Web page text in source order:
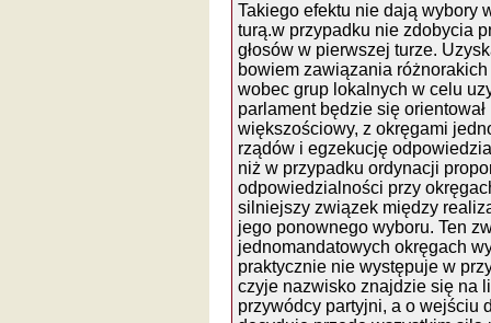
Takiego efektu nie dają wybory
turą.w przypadku nie zdobycia
głosów w pierwszej turze.
bowiem zawiązania
wobec grup lokalnych w celu
parlament będzie się
większościowy, z okręgami
rządów i egzekucję
niż w przypadku ordynacji
odpowiedzialności przy
silniejszy związek między
jego ponownego wyboru. Ten
jednomandatowych okręgach
praktycznie nie występuje w
czyje nazwisko znajdzie się na
przywódcy partyjni, a o wejściu